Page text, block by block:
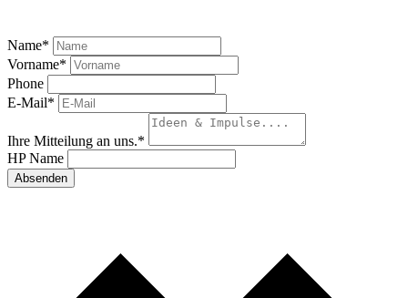
Name*
Vorname*
Phone
E-Mail*
Ihre Mitteilung an uns.*
HP Name
Absenden